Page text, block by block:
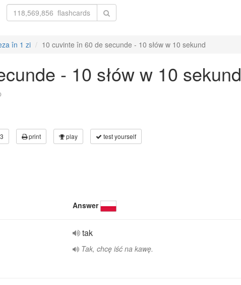
în 1 zi 10 cuvinte în 60 de secunde - 10 słów w 10 sekund
- 10 słów w 10 sekund
print play test yourself
Answer
tak
Tak, chcę iść na kawę.